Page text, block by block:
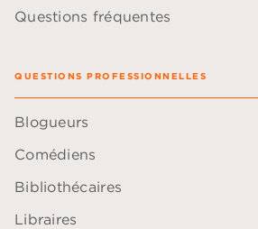
Questions fréquentes
QUESTIONS PROFESSIONNELLES
Blogueurs
Comédiens
Bibliothécaires
Libraires